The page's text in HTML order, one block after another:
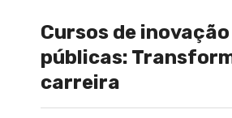
Cursos de
públicas:
carreira